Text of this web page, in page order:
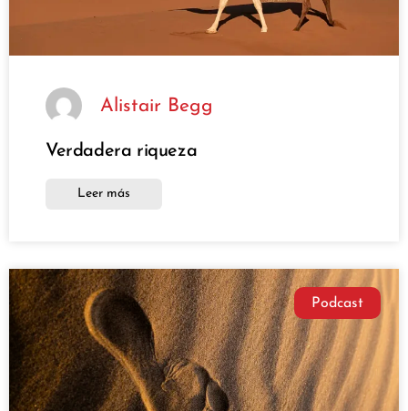
Alistair Begg
Verdadera riqueza
Leer más
Podcast